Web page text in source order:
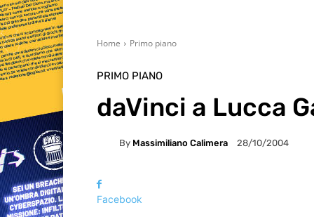
Home Primo piano
PRIMO PIANO
daVinci a Lucca
By Massimiliano Calimera 28/10/2004
Facebook